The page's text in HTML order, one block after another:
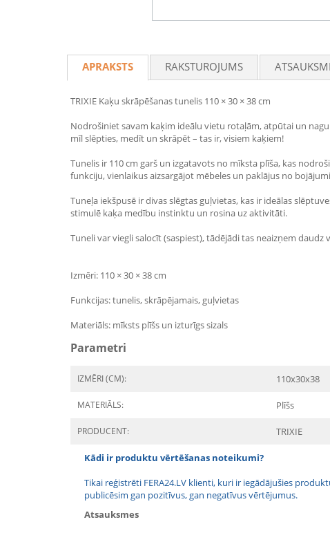
APRAKSTS RAKSTUROJUMS
TRIXIE Kaķu skrāpēšanas tunelis 110 × 30 × 38 cm
Nodrošiniet savam kaķim ideālu vietu rotaļām, atpūtai un
mīl slēpties, medīt un skrāpēt – tas ir, visiem kaķiem!
Tunelis ir 110 cm garš un izgatavots no mīksta plīša, kas
funkciju, vienlaikus aizsargājot mēbeles un paklājus no
Tuneļa iekšpusē ir divas slēgtas guļvietas, kas ir ideālas
stimulē kaķa medību instinktu un rosina uz aktivitāti.
Tuneli var viegli salocīt (saspiest), tādējādi tas neaizņem
Izmēri: 110 × 30 × 38 cm
Funkcijas: tunelis, skrāpējamais, guļvietas
Materiāls: mīksts plīšs un izturīgs sizals
Parametri
IZMĒRI (CM): 110x30x38
MATERIĀLS: Plīšs
PRODUCENT: TRIXIE
Kādi ir produktu vērtēšanas noteikumi?
Tikai reģistrēti FERA24.LV klienti, kuri ir iegādājušies
publicēsim gan pozitīvus, gan negatīvus vērtējumus.
Atsauksmes